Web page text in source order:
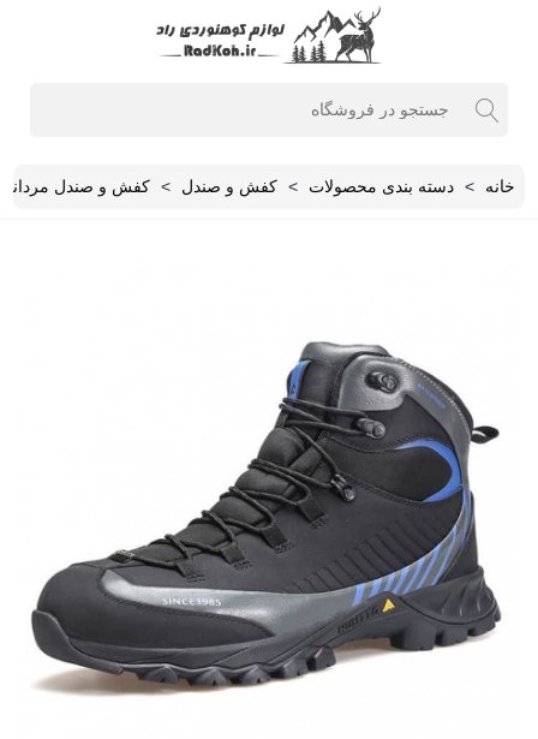
خانه > دسته بندی محصولات > کفش و صندل > کفش و صندل مردانه